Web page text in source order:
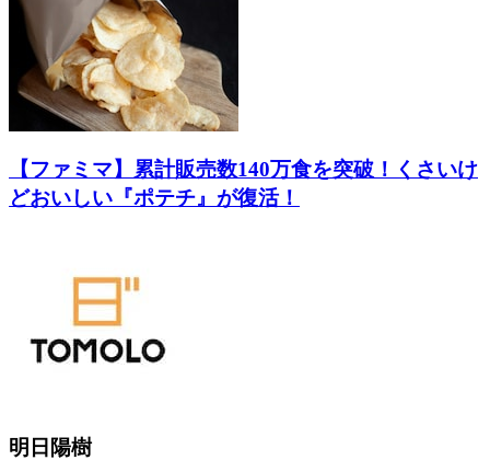
【ファミマ】累計販売数140万食を突破！くさいけ
どおいしい『ポテチ』が復活！
明日陽樹